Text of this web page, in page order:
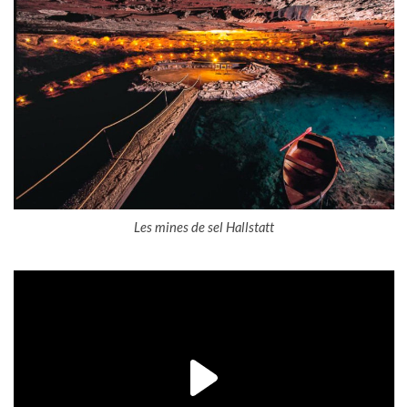
Les mines de sel Hallstatt